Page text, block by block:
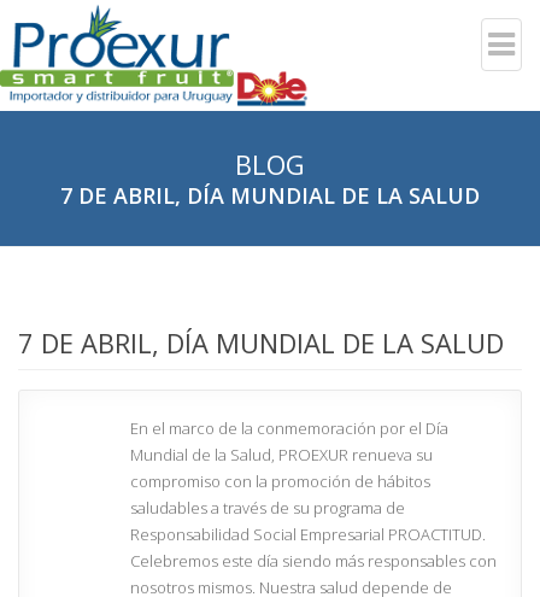
BLOG
7 DE ABRIL, DÍA MUNDIAL DE LA SALUD
7 DE ABRIL, DÍA MUNDIAL DE LA SALUD
En el marco de la conmemoración por el Día
Mundial de la Salud, PROEXUR renueva su
compromiso con la promoción de hábitos
saludables a través de su programa de
Responsabilidad Social Empresarial PROACTITUD.
Celebremos este día siendo más responsables con
nosotros mismos. Nuestra salud depende de